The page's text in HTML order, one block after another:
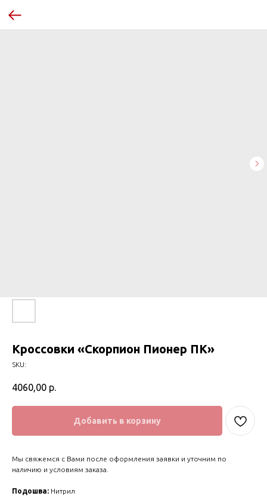
Кроссовки «Скорпион Пионер ПК»
SKU:
4060,00 р.
Добавить в корзину
Мы свяжемся с Вами после оформления заявки и уточним по
наличию и условиям заказа.
Подошва: Нитрил